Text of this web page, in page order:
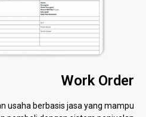
Work Order
usaha berbasis jasa yang mampu